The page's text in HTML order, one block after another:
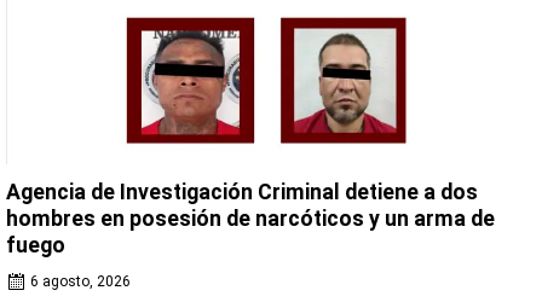
Agencia de Investigación Criminal detiene a dos
hombres en posesión de narcóticos y un arma de
fuego
6 agosto, 2026